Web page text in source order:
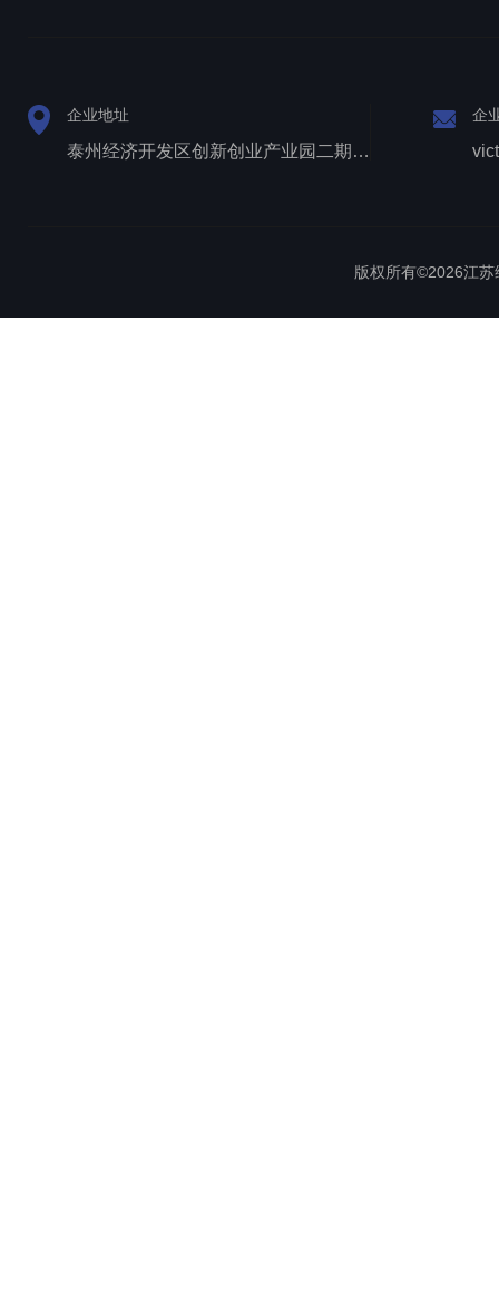
企业地址
泰州经济开发区创新创业产业园二期1号厂房西侧三层
企
版权所有©2026江